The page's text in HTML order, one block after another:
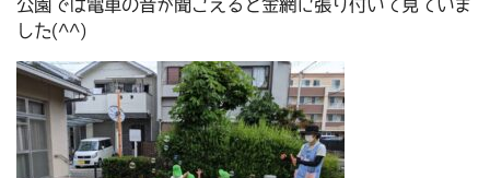
公園では電車の音が聞こえると金網に張り付いて見ていま
した(^^)